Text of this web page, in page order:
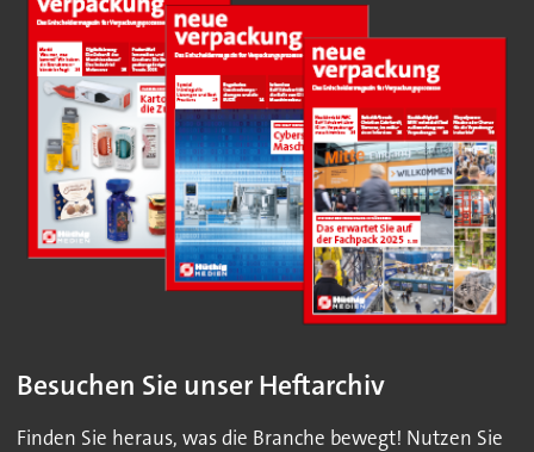
Besuchen Sie unser Heftarchiv
Finden Sie heraus, was die Branche bewegt! Nutzen Sie